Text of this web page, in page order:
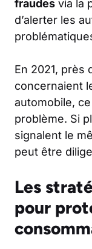
fraudes via la
d’alerter les
En 2021, près
concernaient
automobile,
problème. Si
signalent le
peut être
Les
pour